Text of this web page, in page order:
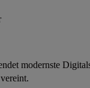
modernste